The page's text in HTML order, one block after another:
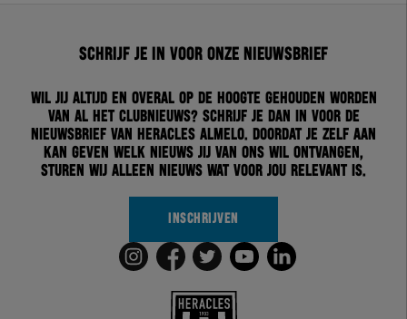
Schrijf je in voor onze nieuwsbrief
Wil jij altijd en overal op de hoogte gehouden worden
van al het clubnieuws? Schrijf je dan in voor de
nieuwsbrief van Heracles Almelo. Doordat je zelf aan
kan geven welk nieuws jij van ons wil ontvangen,
sturen wij alleen nieuws wat voor jou relevant is.
INSCHRIJVEN